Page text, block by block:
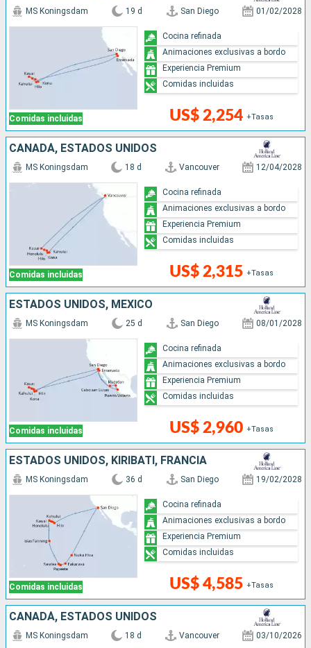
Comidas incluidas
MS Koningsdam 19 d San Diego 01/02/2028
US$ 2,254 +Tasas
Cocina refinada
Animaciones exclusivas a bordo
Experiencia Premium
Comidas incluidas
CANADÁ, ESTADOS UNIDOS
Comidas incluidas
MS Koningsdam 18 d Vancouver 12/04/2028
US$ 2,315 +Tasas
Cocina refinada
Animaciones exclusivas a bordo
Experiencia Premium
Comidas incluidas
ESTADOS UNIDOS, MÉXICO
Comidas incluidas
MS Koningsdam 25 d San Diego 08/01/2028
US$ 2,960 +Tasas
Cocina refinada
Animaciones exclusivas a bordo
Experiencia Premium
Comidas incluidas
ESTADOS UNIDOS, KIRIBATI, FRANCIA
Comidas incluidas
MS Koningsdam 36 d San Diego 19/02/2028
US$ 4,585 +Tasas
Cocina refinada
Animaciones exclusivas a bordo
Experiencia Premium
Comidas incluidas
CANADÁ, ESTADOS UNIDOS
MS Koningsdam 18 d Vancouver 03/10/2026